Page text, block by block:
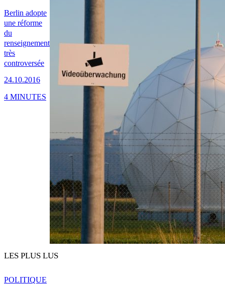
Berlin adopte
une réforme
du
renseignement
très
controversée
24.10.2016
4 MINUTES
LES PLUS LUS
POLITIQUE